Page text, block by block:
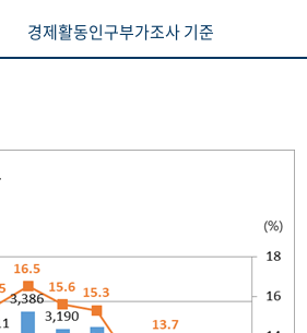
경제활동인구부가조사 기준